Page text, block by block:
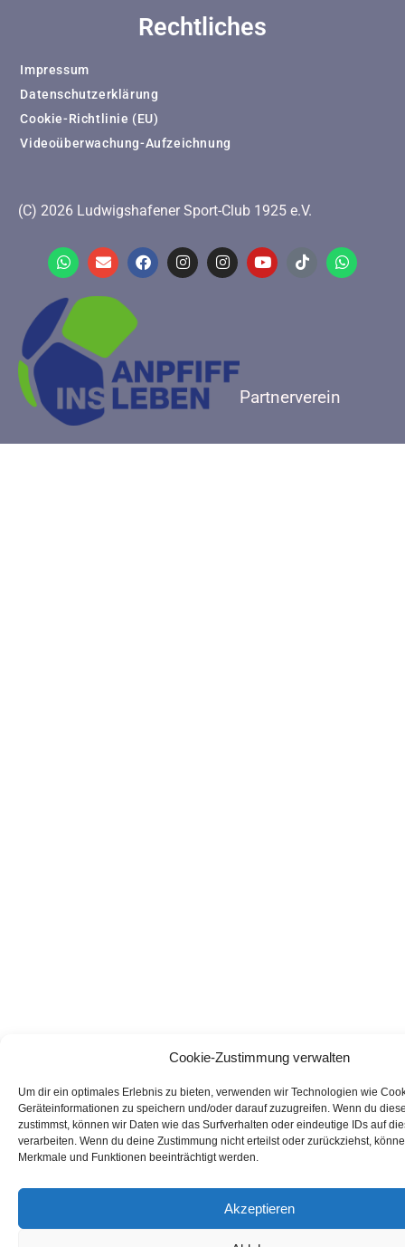
Cookie-Zustimmung verwalten
Um dir ein optimales Erlebnis zu bieten, verwenden wir Technologien wie
Geräteinformationen zu speichern und/oder darauf zuzugreifen. Wenn du
zustimmst, können wir Daten wie das Surfverhalten oder eindeutige IDs auf
verarbeiten. Wenn du deine Zustimmung nicht erteilst oder zurückziehst,
Merkmale und Funktionen beeinträchtigt werden.
Akzeptieren
Rechtliches
Impressum
Datenschutzerklärung
Cookie-Richtlinie (EU)
Videoüberwachung-Aufzeichnung
(C) 2026 Ludwigshafener Sport-Club 1925 e.V.
Partnerverein